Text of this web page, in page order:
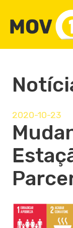
2020-10-23